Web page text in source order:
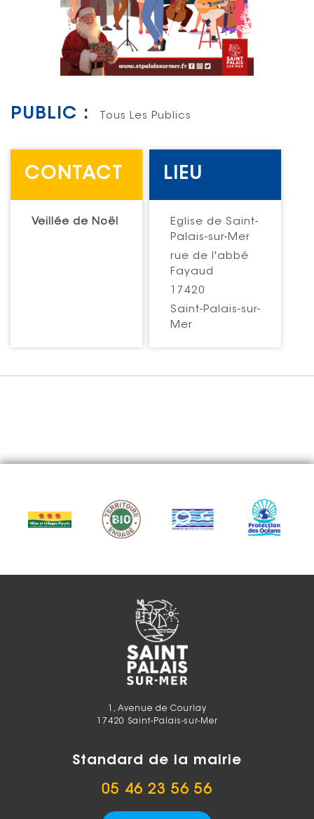
PUBLIC : Tous Les Publics
CONTACT
Veillée de Noël
LIEU
Eglise de Saint-
Palais-sur-Mer
rue de l'abbé
Fayaud
17420
Saint-Palais-sur-
Mer
1, Avenue de Courlay
17420 Saint-Palais-sur-Mer
Standard de la mairie
05 46 23 56 56